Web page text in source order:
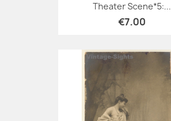
Theater Scene*5:...
€7.00